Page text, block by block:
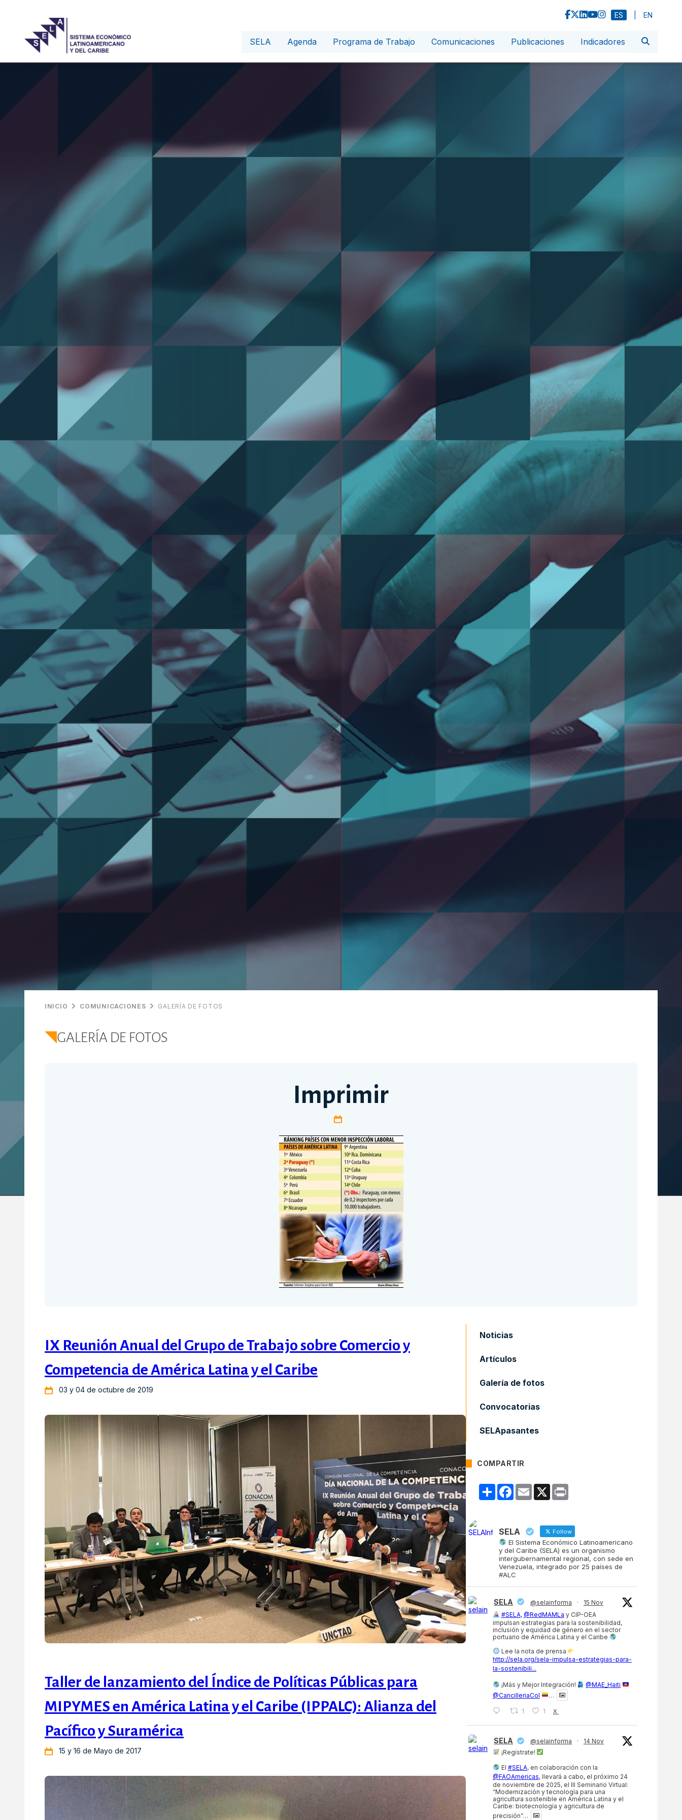
ES EN
SELA Agenda Programa de Trabajo Comunicaciones Publicaciones Indicadores
INICIO COMUNICACIONES GALERÍA DE FOTOS
GALERÍA DE FOTOS
Imprimir
IX Reunión Anual del Grupo de Trabajo sobre Comercio y
Competencia de América Latina y el Caribe
03 y 04 de octubre de 2019
Taller de lanzamiento del Índice de Políticas Públicas para
MIPYMES en América Latina y el Caribe (IPPALC): Alianza del
Pacífico y Suramérica
15 y 16 de Mayo de 2017
Noticias
Artículos
Galería de fotos
Convocatorias
SELApasantes
COMPARTIR
CompartirFacebook
Email X
SELA Follow
El Sistema Económico Latinoamericano
y del Caribe (SELA) es un organismo
intergubernamental regional, con sede en
Venezuela, integrado por 25 países de
#ALC
SELA @selainforma ·
15 Nov
#SELA, @RedMAMLa y CIP-OEA
impulsan estrategias para la sostenibilidad,
inclusión y equidad de género en el sector
portuario de América Latina y el Caribe
Lee la nota de prensa
http://sela.org/sela-impulsa-estrategias-para-
la-sostenibili...
¡Más y Mejor Integración!
@MAE_Haiti
@CancilleriaCol
…
1 1 X
SELA @selainforma ·
14 Nov
¡Regístrate!
El #SELA, en colaboración con la
@FAOAmericas, llevará a cabo, el próximo 24
de noviembre de 2025, el III Seminario Virtual:
“Modernización y tecnología para una
agricultura sostenible en América Latina y el
Caribe: biotecnología y agricultura de
precisión”…